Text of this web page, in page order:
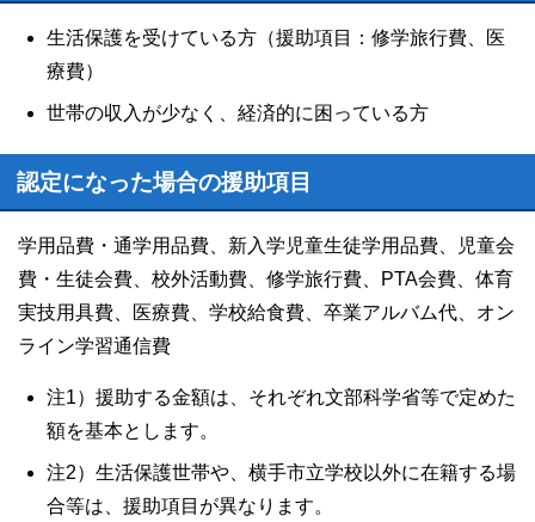
生活保護を受けている方（援助項目：修学旅行費、医
療費）
世帯の収入が少なく、経済的に困っている方
認定になった場合の援助項目
学用品費・通学用品費、新入学児童生徒学用品費、児童会
費・生徒会費、校外活動費、修学旅行費、PTA会費、体育
実技用具費、医療費、学校給食費、卒業アルバム代、オン
ライン学習通信費
注1）援助する金額は、それぞれ文部科学省等で定めた
額を基本とします。
注2）生活保護世帯や、横手市立学校以外に在籍する場
合等は、援助項目が異なります。